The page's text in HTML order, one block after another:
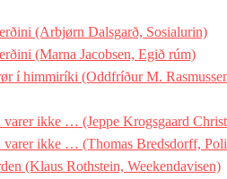
(Arbjørn Dalsgarð, Sosialurin)
(Marna Jacobsen, Egið rúm)
í himmiríki (Oddfríður M.
varer ikke … (Jeppe Krogsgaard
varer ikke … (Thomas Bredsdorff,
(Klaus Rothstein, Weekendavisen)